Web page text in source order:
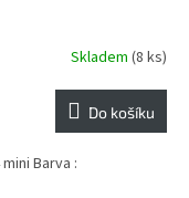
Skladem (8 ks)
Do košíku
Barva :